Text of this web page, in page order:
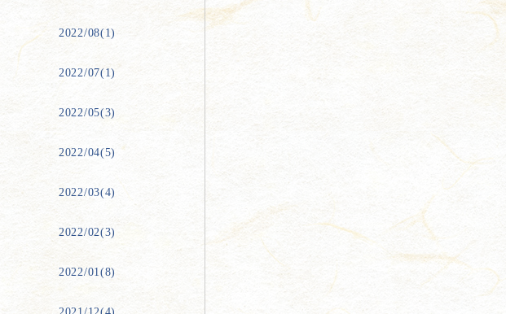
2022/08(1)
2022/07(1)
2022/05(3)
2022/04(5)
2022/03(4)
2022/02(3)
2022/01(8)